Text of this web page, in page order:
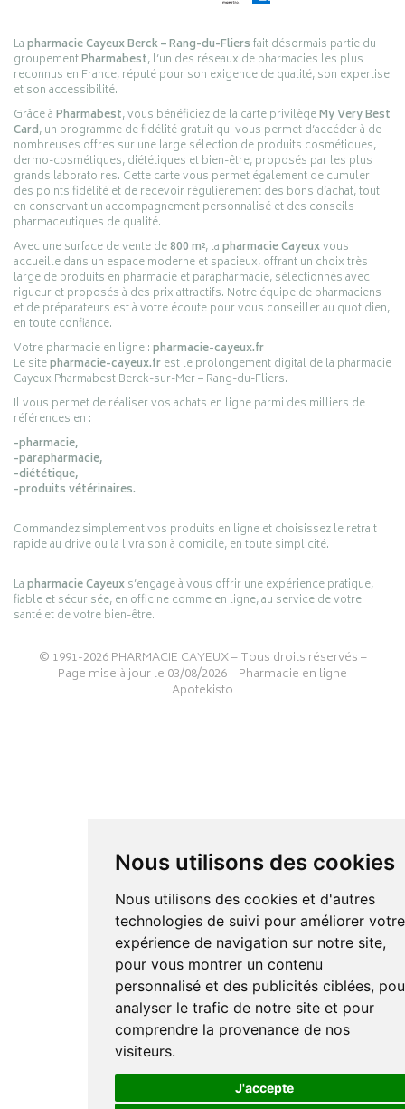
Nous utilisons des cookies
Nous utilisons des cookies et d'autres
technologies de suivi pour améliorer votre
expérience de navigation sur notre site,
pour vous montrer un contenu
personnalisé et des publicités ciblées,
analyser le trafic de notre site et pour
comprendre la provenance de nos
visiteurs.
J'accepte
Lapharmacie Cayeux Berck – Rang-du-Fliersfait désormais partie du
groupementPharmabest, l’un des réseaux de pharmacies les plus
reconnus en France, réputé pour son exigence de qualité, son expertise
et son accessibilité.
Grâce àPharmabest, vous bénéficiez de la carte privilègeMy Very Best
Card, un programme de fidélité gratuit qui vous permet d’accéder à de
nombreuses offres sur une large sélection de produits cosmétiques,
dermo-cosmétiques, diététiques et bien-être, proposés par les plus
grands laboratoires. Cette carte vous permet également de cumuler
des points fidélité et de recevoir régulièrement des bons d’achat, tout
en conservant un accompagnement personnalisé et des conseils
pharmaceutiques de qualité.
Avec une surface de vente de800 m², lapharmacie Cayeuxvous
accueille dans un espace moderne et spacieux, offrant un choix très
large de produits en pharmacie et parapharmacie, sélectionnés avec
rigueur et proposés à des prix attractifs. Notre équipe de pharmaciens
et de préparateurs est à votre écoute pour vous conseiller au quotidien,
en toute confiance.
Votre pharmacie en ligne :pharmacie-cayeux.fr
Le sitepharmacie-cayeux.frest le prolongement digital de la pharmacie
Cayeux Pharmabest Berck-sur-Mer – Rang-du-Fliers.
Il vous permet de réaliser vos achats en ligne parmi des milliers de
références en :
-pharmacie,
-parapharmacie,
-diététique,
-produits vétérinaires.
Commandez simplement vos produits en ligne et choisissez le retrait
rapide au drive ou la livraison à domicile, en toute simplicité.
Lapharmacie Cayeuxs’engage à vous offrir une expérience pratique,
fiable et sécurisée, en officine comme en ligne, au service de votre
santé et de votre bien-être.
© 1991-2026PHARMACIE CAYEUX– Tous droits réservés –
Page mise à jour le 03/08/2026 –Pharmacie en ligne
Apotekisto